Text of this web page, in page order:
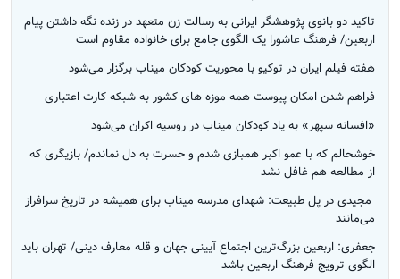
تاکید دو بانوی پژوهشگر ایرانی به رسالت زن متعهد در زنده نگه داشتن پیام
اربعین/ فرهنگ عاشورا یک الگوی جامع برای خانواده مقاوم است
هفته فیلم ایران در توکیو با محوریت کودکان میناب برگزار می‌شود
فراهم شدن امکان پیوست همه موزه های کشور به شبکه کارت اعتباری
«افسانه سپهر» به یاد کودکان میناب در روسیه اکران می‌شود
خوشحالم که با عمو اکبر همبازی شدم و حسرت به دل نماندم/ بازیگری که
از مطالعه هم غافل نشد
‌ مجیدی در پل طبیعت: شهدای مدرسه میناب برای همیشه در تاریخ سرافراز
می‌مانند
جعفری: اربعین بزرگ‌ترین اجتماع آیینی جهان و قله معارف دینی/ تهران باید
الگوی ترویج فرهنگ اربعین باشد